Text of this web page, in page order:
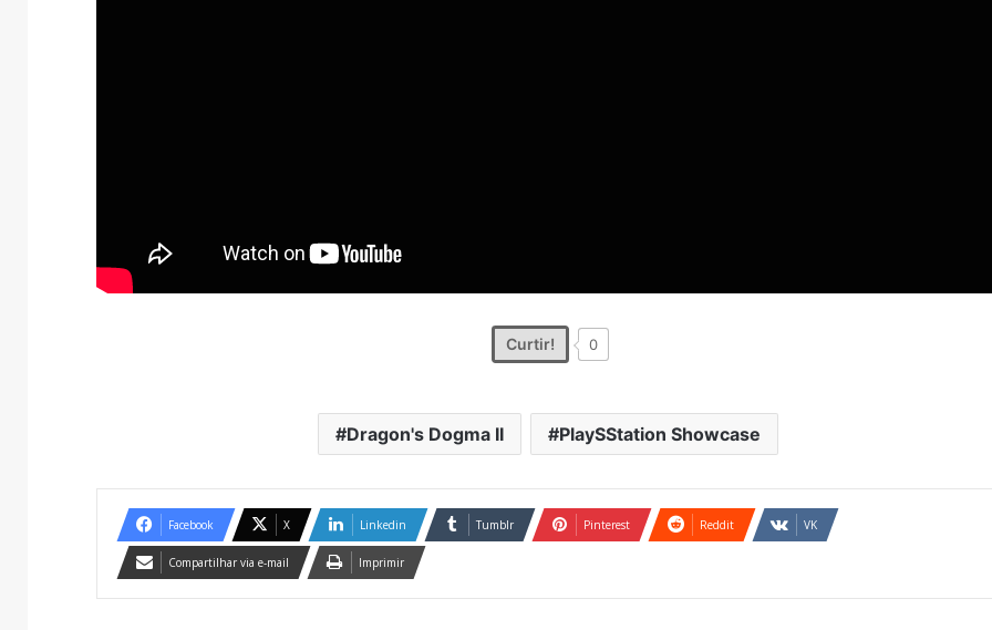
Curtir! 0
Dragon's Dogma II PlaySStation Showcase
Facebook X Linkedin Tumblr Pinterest Reddit VK
Compartilhar via e-mail Imprimir